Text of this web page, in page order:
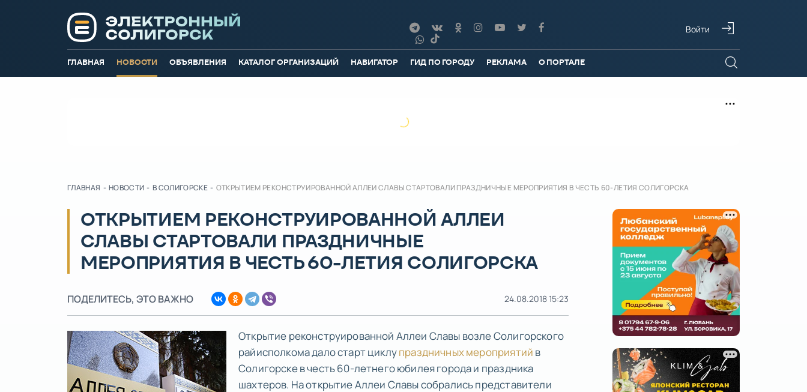
Войти
ГЛАВНАЯ НОВОСТИ ОБЪЯВЛЕНИЯ КАТАЛОГ ОРГАНИЗАЦИЙ НАВИГАТОР ГИД ПО ГОРОДУ РЕКЛАМА О ПОРТАЛЕ
ГЛАВНАЯ - НОВОСТИ - В СОЛИГОРСКЕ - ОТКРЫТИЕМ РЕКОНСТРУИРОВАННОЙ АЛЛЕИ СЛАВЫ СТАРТОВАЛИ ПРАЗДНИЧНЫЕ МЕРОПРИЯТИЯ В ЧЕСТЬ 60-ЛЕТИЯ СОЛИГОРСКА
ОТКРЫТИЕМ РЕКОНСТРУИРОВАННОЙ АЛЛЕИ
СЛАВЫ СТАРТОВАЛИ ПРАЗДНИЧНЫЕ
МЕРОПРИЯТИЯ В ЧЕСТЬ 60-ЛЕТИЯ СОЛИГОРСКА
ПОДЕЛИТЕСЬ, ЭТО ВАЖНО 24.08.2018 15:23
Открытие реконструированной Аллеи Славы возле Солигорского
райисполкома дало старт циклупраздничных мероприятий в
Солигорске в честь 60-летнего юбилея города и праздника
шахтеров. На открытие Аллеи Славы собрались представители